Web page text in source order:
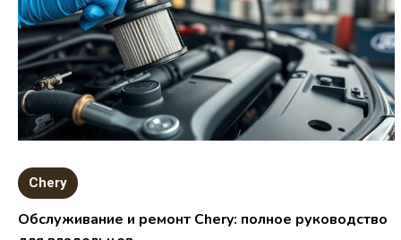
Chery
Обслуживание и ремонт Chery: полное руководство